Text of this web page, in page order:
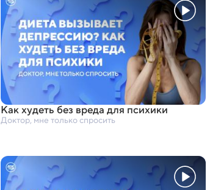
Как худеть без вреда для психики
Доктор, мне только спросить